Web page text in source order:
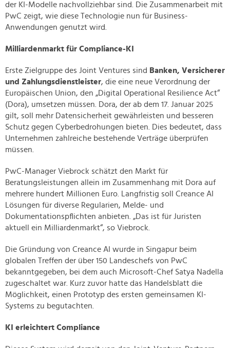
der KI-Modelle nachvollziehbar sind. Die Zusammenarbeit mit
PwC zeigt, wie diese Technologie nun für Business-
Anwendungen genutzt wird.
Milliardenmarkt für Compliance-KI
Erste Zielgruppe des Joint Ventures sind Banken, Versicherer
und Zahlungsdienstleister, die eine neue Verordnung der
Europäischen Union, den „Digital Operational Resilience Act“
(Dora), umsetzen müssen. Dora, der ab dem 17. Januar 2025
gilt, soll mehr Datensicherheit gewährleisten und besseren
Schutz gegen Cyberbedrohungen bieten. Dies bedeutet, dass
Unternehmen zahlreiche bestehende Verträge überprüfen
müssen.
PwC-Manager Viebrock schätzt den Markt für
Beratungsleistungen allein im Zusammenhang mit Dora auf
mehrere hundert Millionen Euro. Langfristig soll Creance AI
Lösungen für diverse Regularien, Melde- und
Dokumentationspflichten anbieten. „Das ist für Juristen
aktuell ein Milliardenmarkt“, so Viebrock.
Die Gründung von Creance AI wurde in Singapur beim
globalen Treffen der über 150 Landeschefs von PwC
bekanntgegeben, bei dem auch Microsoft-Chef Satya Nadella
zugeschaltet war. Kurz zuvor hatte das Handelsblatt die
Möglichkeit, einen Prototyp des ersten gemeinsamen KI-
Systems zu begutachten.
KI erleichtert Compliance